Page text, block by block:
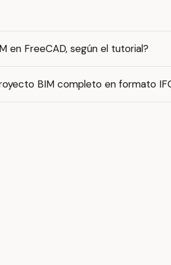
en FreeCAD, según el tutorial?
BIM completo en formato